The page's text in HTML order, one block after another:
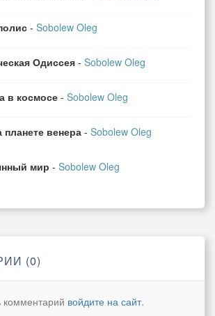
- Sobolew Oleg
Одиссея - Sobolew Oleg
в космосе - Sobolew Oleg
планете венера - Sobolew Oleg
мир - Sobolew Oleg
(0)
комментарий войдите на сайт.